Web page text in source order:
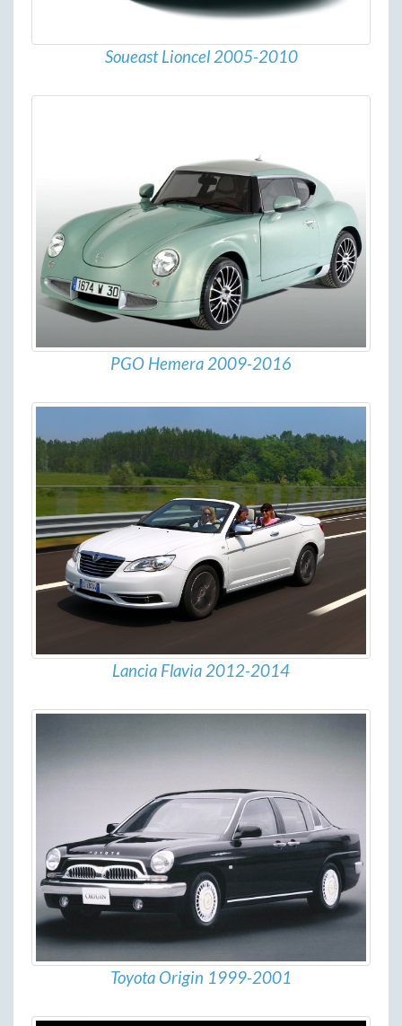
Soueast Lioncel 2005-2010
PGO Hemera 2009-2016
Lancia Flavia 2012-2014
Toyota Origin 1999-2001